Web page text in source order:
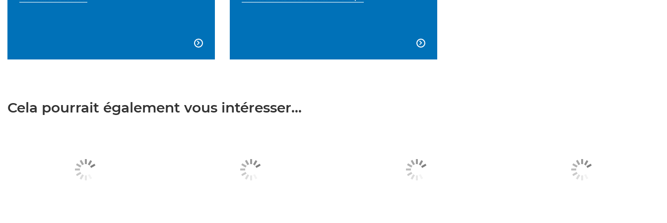
 
Cela pourrait également vous intéresser...